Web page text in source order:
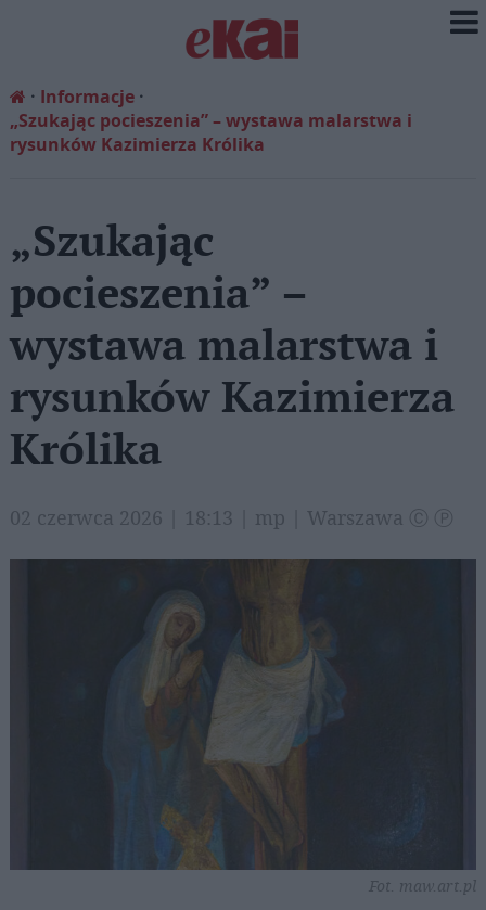
Informacje
„Szukając pocieszenia” – wystawa malarstwa i
rysunków Kazimierza Królika
„Szukając
pocieszenia” –
wystawa malarstwa i
rysunków Kazimierza
Królika
02 czerwca 2026 | 18:13 | mp | Warszawa Ⓒ Ⓟ
Fot. maw.art.pl